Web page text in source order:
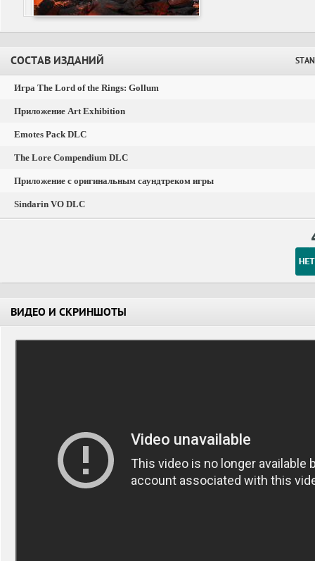
СОСТАВ ИЗДАНИЙ
Игра The Lord of the Rings: Gollum
Приложение Art Exhibition
Emotes Pack DLC
The Lore Compendium DLC
Приложение с оригинальным саундтреком игры
Sindarin VO DLC
ВИДЕО И СКРИНШОТЫ